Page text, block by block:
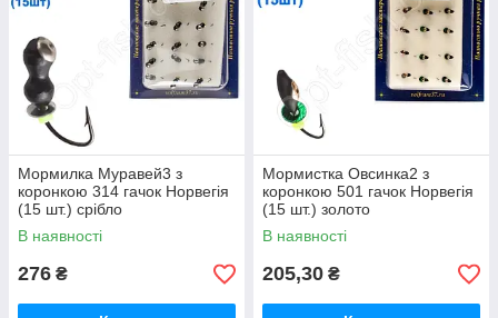
Мормилка Муравей3 з
коронкою 314 гачок Норвегія
(15 шт.) срібло
В наявності
276 ₴
Мормистка Овсинка2 з
коронкою 501 гачок Норвегія
(15 шт.) золото
В наявності
205,30 ₴